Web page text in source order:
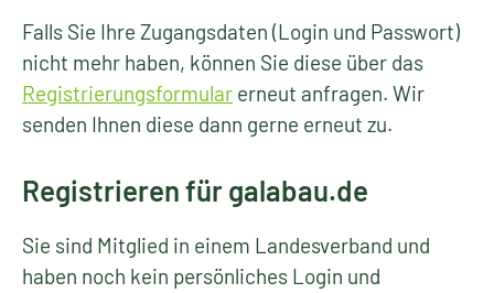
Falls Sie Ihre Zugangsdaten (Login und Passwort)
nicht mehr haben, können Sie diese über das
Registrierungsformular erneut anfragen. Wir
senden Ihnen diese dann gerne erneut zu.
Registrieren für galabau.de
Sie sind Mitglied in einem Landesverband und
haben noch kein persönliches Login und